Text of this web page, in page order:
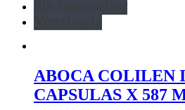
ABOCA COLILEN
CAPSULAS X 587